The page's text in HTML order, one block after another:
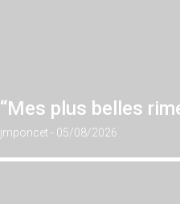
“Mes plus belles
jmponcet 05/08/2026